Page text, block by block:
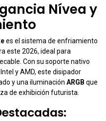
Nívea y
es el sistema de enfriamiento
este 2026, ideal para
Con su soporte nativo
y AMD, este disipador
y una iluminación ARGB que
de exhibición futurista.